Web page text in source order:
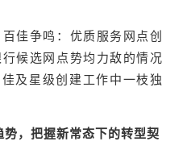
佳争鸣：优质服务网点创
候选网点势均力敌的情况
及星级创建工作中一枝独
，把握新常态下的转型契